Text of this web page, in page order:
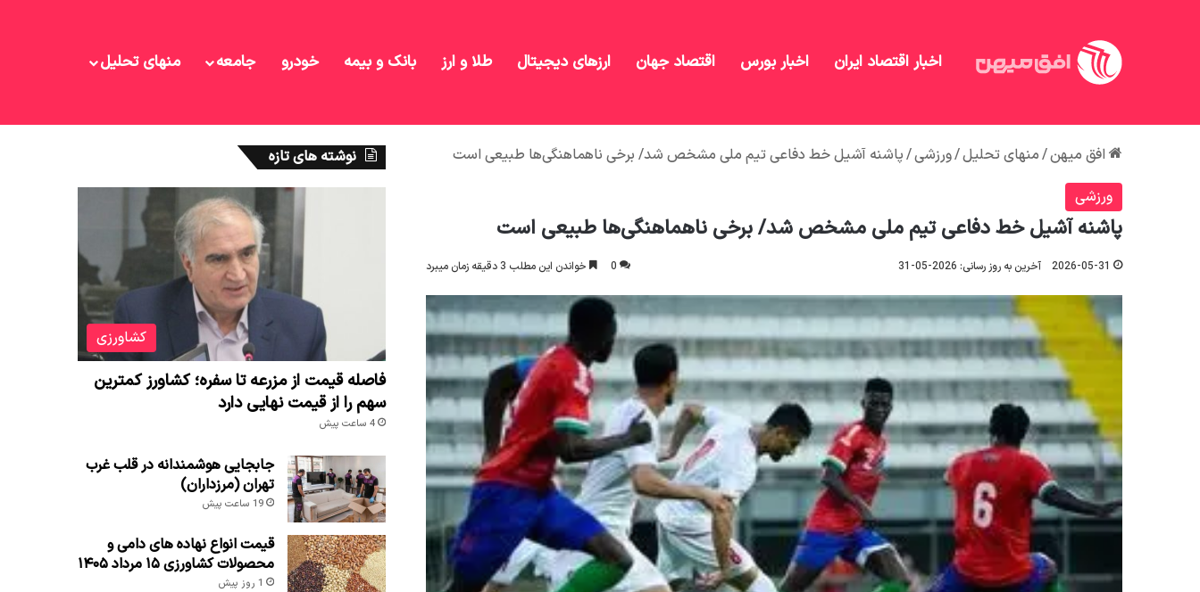
اخبار اقتصاد ایران اخبار بورس اقتصاد جهان ارزهای دیجیتال طلا و ارز بانک و بیمه خودرو جامعه منهای تحلیل
افق میهن/منهای تحلیل/ورزشی/پاشنه آشیل خط دفاعی تیم ملی مشخص شد/ برخی ناهماهنگی‌ها طبیعی است
ورزشی
پاشنه آشیل خط دفاعی تیم ملی مشخص شد/ برخی ناهماهنگی‌ها طبیعی است
2026-05-31 آخرین به روز رسانی: 2026-05-31 0 خواندن این مطلب 3 دقیقه زمان میبرد
نوشته های تازه
کشاورزی
فاصله قیمت از مزرعه تا سفره؛ کشاورز کمترین
سهم را از قیمت نهایی دارد
4 ساعت پیش
جابجایی هوشمندانه در قلب غرب
تهران (مرزداران)
19 ساعت پیش
قیمت انواع نهاده های دامی و
محصولات کشاورزی ۱۵ مرداد ۱۴۰۵
1 روز پیش